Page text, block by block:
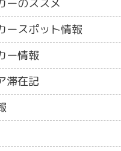
ーのススメ
ースポット情報
ー情報
滞在記